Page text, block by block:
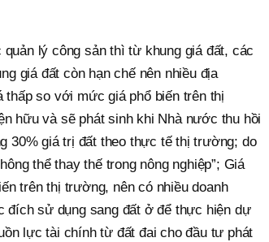
lý công sản thì từ khung giá đất, các
giá đất còn hạn chế nên nhiều địa
thấp so với mức giá phổ biến trên thị
hữu và sẽ phát sinh khi Nhà nước thu hồi
30% giá trị đất theo thực tế thị trường; do
thể thay thế trong nông nghiệp”; Giá
trên thị trường, nên có nhiều doanh
đích sử dụng sang đất ở để thực hiện dự
lực tài chính từ đất đai cho đầu tư phát